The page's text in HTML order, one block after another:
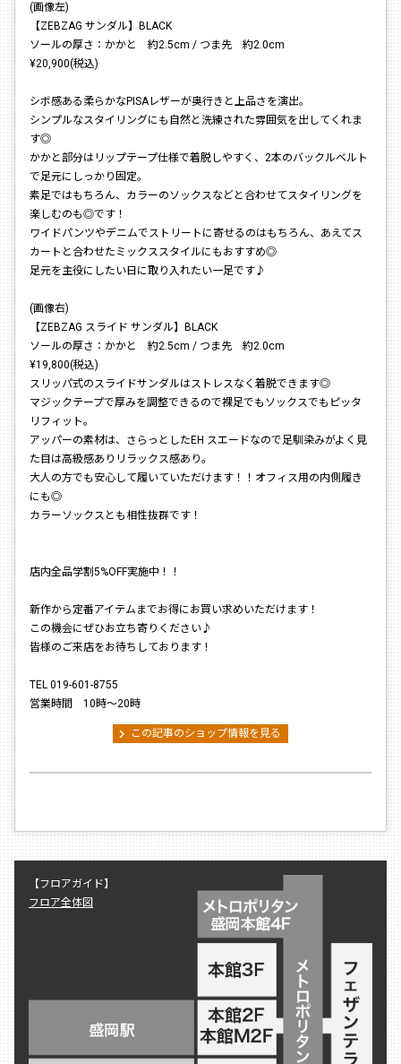
(画像左)
【ZEBZAG サンダル】BLACK
ソールの厚さ：かかと 約2.5cm / つま先 約2.0cm
¥20,900(税込)
シボ感ある柔らかなPISAレザーが奥行きと上品さを演出。
シンプルなスタイリングにも自然と洗練された雰囲気を出してくれま
す◎
かかと部分はリップテープ仕様で着脱しやすく、2本のバックルベルト
で足元にしっかり固定。
素足ではもちろん、カラーのソックスなどと合わせてスタイリングを
楽しむのも◎です！
ワイドパンツやデニムでストリートに寄せるのはもちろん、あえてス
カートと合わせたミックススタイルにもおすすめ◎
足元を主役にしたい日に取り入れたい一足です♪
(画像右)
【ZEBZAG スライド サンダル】BLACK
ソールの厚さ：かかと 約2.5cm / つま先 約2.0cm
¥19,800(税込)
スリッパ式のスライドサンダルはストレスなく着脱できます◎
マジックテープで厚みを調整できるので裸足でもソックスでもピッタ
リフィット。
アッパーの素材は、さらっとしたEH スエードなので足馴染みがよく見
た目は高級感ありリラックス感あり。
大人の方でも安心して履いていただけます！！オフィス用の内側履き
にも◎
カラーソックスとも相性抜群です！
店内全品学割5%OFF実施中！！
新作から定番アイテムまでお得にお買い求めいただけます！
この機会にぜひお立ち寄りください♪
皆様のご来店をお待ちしております！
TEL 019-601-8755
営業時間 10時〜20時
chevron_right この記事のショップ情報を見る
【フロアガイド】
フロア全体図